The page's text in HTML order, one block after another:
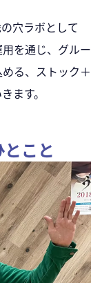
穴ラボとして
を通じ、グルー
る、ストック＋
ます。
こと